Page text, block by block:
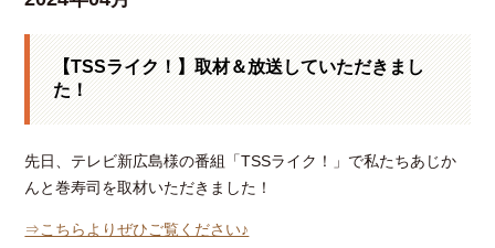
【TSSライク！】取材＆放送していただきまし
た！
先日、テレビ新広島様の番組「TSSライク！」で私たちあじか
んと巻寿司を取材いただきました！
⇒こちらよりぜひご覧ください♪